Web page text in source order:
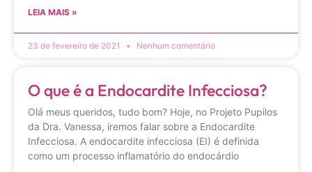
LEIA MAIS »
23 de fevereiro de 2021 Nenhum comentário
O que é a Endocardite Infecciosa?
Olá meus queridos, tudo bom? Hoje, no Projeto Pupilos
da Dra. Vanessa, iremos falar sobre a Endocardite
Infecciosa. A endocardite infecciosa (EI) é definida
como um processo inflamatório do endocárdio